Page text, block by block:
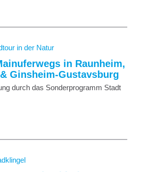
in Raunheim,
Ginsheim-Gustavsburg
durch das Sonderprogramm Stadt